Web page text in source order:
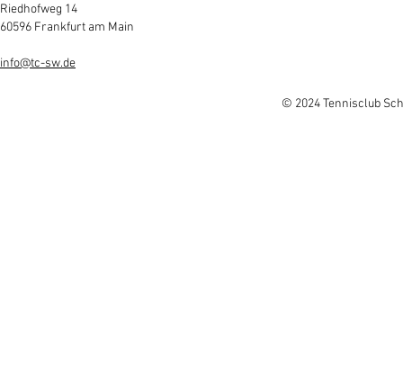
Riedhofweg 14
60596 Frankfurt am Main
info@tc-sw.de
© 2024 Tennisclub